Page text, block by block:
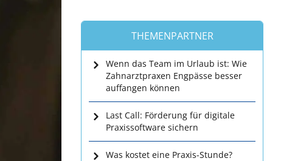
THEMENPARTNER
Wenn das Team im Urlaub ist: Wie
Zahnarztpraxen Engpässe besser
auffangen können
Last Call: Förderung für digitale
Praxissoftware sichern
Was kostet eine Praxis-Stunde?